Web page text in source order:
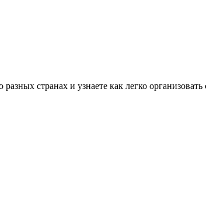
странах и узнаете как легко организовать